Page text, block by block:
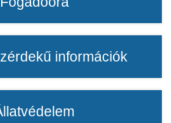
információk